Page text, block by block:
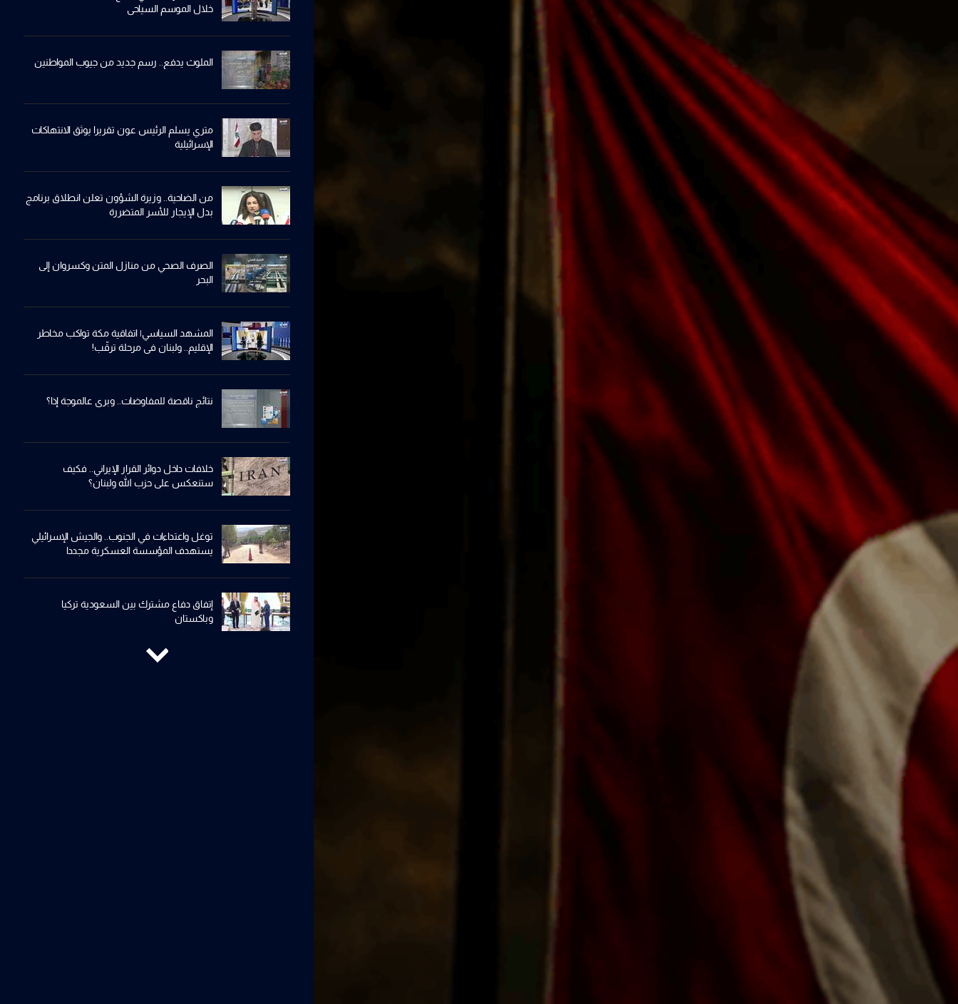
خلال الموسم السياحي
الملوث يدفع.. رسم جديد من جيوب المواطنين
متري يسلم الرئيس عون تقريرا يوثق الانتهاكات
الإسرائيلية
من الضاحية.. وزيرة الشؤون تعلن انطلاق برنامج
بدل الإيجار للأسر المتضررة
الصرف الصحي من منازل المتن وكسروان إلى
البحر
المشهد السياسي| اتفاقية مكة تواكب مخاطر
الإقليم.. ولبنان في مرحلة ترقّب!
نتائج ناقصة للمفاوضات.. وبري عالموجة إذا؟
خلافات داخل دوائر القرار الإيراني.. فكيف
ستنعكس على حزب الله ولبنان؟
توغل واعتداءات في الجنوب.. والجيش الإسرائيلي
يستهدف المؤسسة العسكرية مجددا
إتفاق دفاع مشترك بين السعودية تركيا
وباكستان